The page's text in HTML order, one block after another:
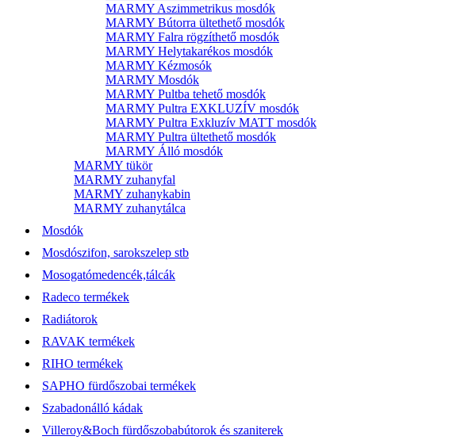
MARMY Aszimmetrikus mosdók
MARMY Bútorra ültethető mosdók
MARMY Falra rögzíthető mosdók
MARMY Helytakarékos mosdók
MARMY Kézmosók
MARMY Mosdók
MARMY Pultba tehető mosdók
MARMY Pultra EXKLUZÍV mosdók
MARMY Pultra Exkluzív MATT mosdók
MARMY Pultra ültethető mosdók
MARMY Álló mosdók
MARMY tükör
MARMY zuhanyfal
MARMY zuhanykabin
MARMY zuhanytálca
Mosdók
Mosdószifon, sarokszelep stb
Mosogatómedencék,tálcák
Radeco termékek
Radiátorok
RAVAK termékek
RIHO termékek
SAPHO fürdőszobai termékek
Szabadonálló kádak
Villeroy&Boch fürdőszobabútorok és szaniterek